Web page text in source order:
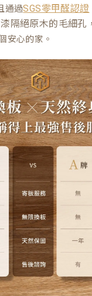
通過SGS零甲醛認證
隔絕原木的毛細孔
安心的家。